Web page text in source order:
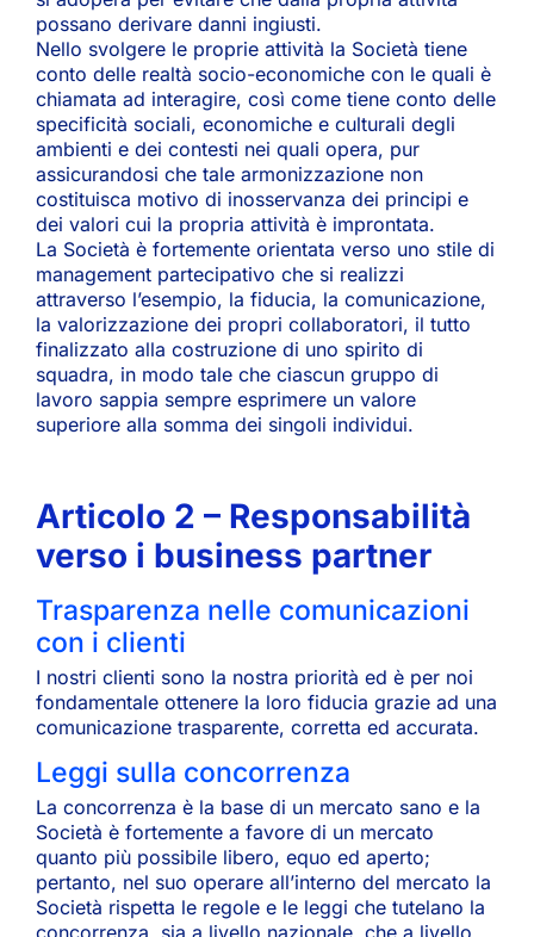
possano derivare danni ingiusti.
Nello svolgere le proprie attività la Società tiene
conto delle realtà socio-economiche con le quali è
chiamata ad interagire, così come tiene conto delle
specificità sociali, economiche e culturali degli
ambienti e dei contesti nei quali opera, pur
assicurandosi che tale armonizzazione non
costituisca motivo di inosservanza dei principi e
dei valori cui la propria attività è improntata.
La Società è fortemente orientata verso uno stile di
management partecipativo che si realizzi
attraverso l’esempio, la fiducia, la comunicazione,
la valorizzazione dei propri collaboratori, il tutto
finalizzato alla costruzione di uno spirito di
squadra, in modo tale che ciascun gruppo di
lavoro sappia sempre esprimere un valore
superiore alla somma dei singoli individui.
Articolo 2 – Responsabilità
verso i business partner
Trasparenza nelle comunicazioni
con i clienti
I nostri clienti sono la nostra priorità ed è per noi
fondamentale ottenere la loro fiducia grazie ad una
comunicazione trasparente, corretta ed accurata.
Leggi sulla concorrenza
La concorrenza è la base di un mercato sano e la
Società è fortemente a favore di un mercato
quanto più possibile libero, equo ed aperto;
pertanto, nel suo operare all’interno del mercato la
Società rispetta le regole e le leggi che tutelano la
concorrenza, sia a livello nazionale, che a livello